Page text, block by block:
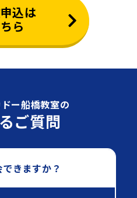
込は
ら
ー船橋教室の
ご質問
きますか？